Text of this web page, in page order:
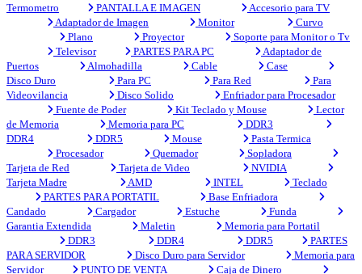
Termometro
PANTALLA E IMAGEN
Accesorio para TV
Adaptador de Imagen
Monitor
Curvo
Plano
Proyector
Soporte para Monitor o Tv
Televisor
PARTES PARA PC
Adaptador de
Puertos
Almohadilla Cable
Case
Disco Duro
Para PC Para Red
Para
Videovilancia
Disco Solido
Enfriador para Procesador
Fuente de Poder
Kit Teclado y Mouse
Lector
de Memoria
Memoria para PC
DDR3
DDR4
DDR5 Mouse
Pasta Termica
Procesador
Quemador
Sopladora
Tarjeta de Red
Tarjeta de Video
NVIDIA
Tarjeta Madre
AMD INTEL
Teclado
PARTES PARA PORTATIL
Base Enfriadora
Candado
Cargador Estuche
Funda
Garantia Extendida
Maletin
Memoria para Portatil
DDR3
DDR4 DDR5
PARTES
PARA SERVIDOR
Disco Duro para Servidor
Memoria para
Servidor
PUNTO DE VENTA Caja de Dinero